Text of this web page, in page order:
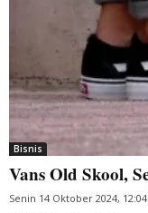
Bisnis
Vans Old Skool,
Senin 14 Oktober 2024, 12:04